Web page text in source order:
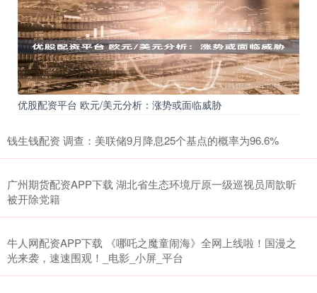
优股配资平台 欧元/美元分析：涨势或面临威胁
钱生钱配资 调查：美联储9月降息25个基点的概率为96.6%
广州期货配资APP下载 湖北省生态环境厅原一级巡视员周歆昕
被开除党籍
牛人网配资APP下载 《哪吒之魔童闹海》全网上线啦！国漫之
光来袭，速速围观！_电影_小屏_平台